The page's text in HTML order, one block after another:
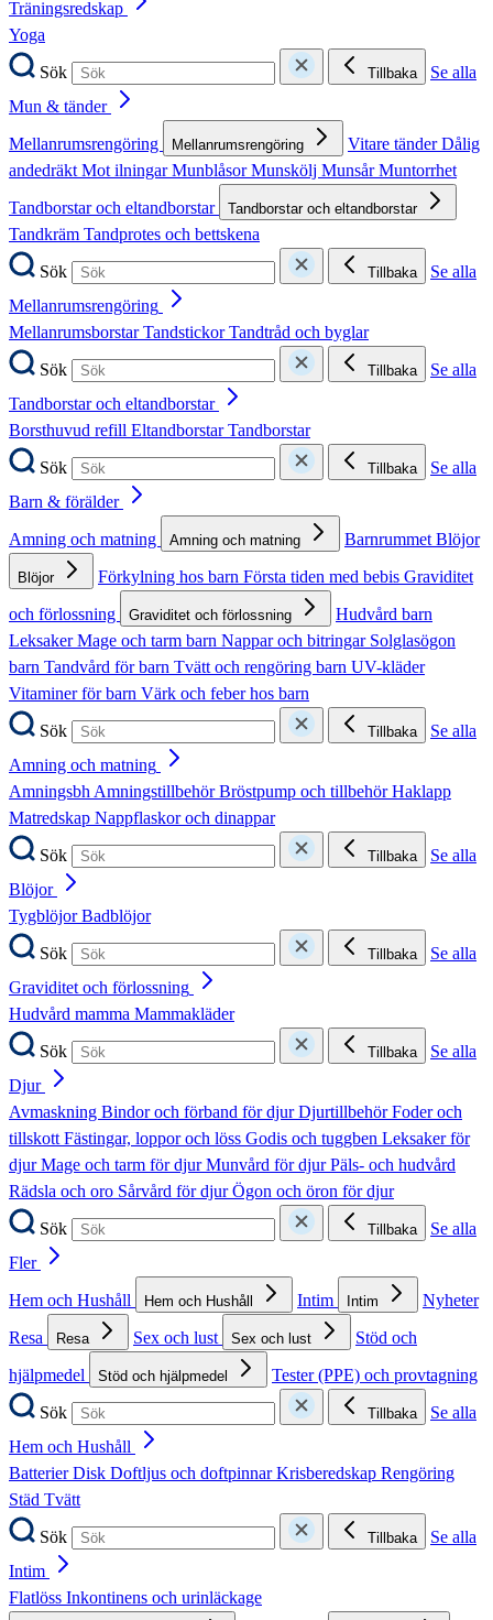
Träningsredskap
Yoga
Sök
Tillbaka
Se alla
Mun & tänder
Mellanrumsrengöring
Mellanrumsrengöring Vitare tänderDålig
andedräktMot ilningarMunblåsorMunskölj MunsårMuntorrhet
Tandborstar och eltandborstar
Tandborstar och eltandborstar
Tandkräm Tandprotes och bettskena
Sök
Tillbaka
Se alla
Mellanrumsrengöring
MellanrumsborstarTandstickorTandtråd och byglar
Sök
Tillbaka
Se alla
Tandborstar och eltandborstar
Borsthuvud refill EltandborstarTandborstar
Sök
Tillbaka
Se alla
Barn & förälder
Amning och matning
Amning och matning BarnrummetBlöjor
Blöjor Förkylning hos barn Första tiden med bebis Graviditet
och förlossning
Graviditet och förlossning
Hudvård barn
LeksakerMage och tarm barn Nappar och bitringar Solglasögon
barn Tandvård för barn Tvätt och rengöring barn UV-kläder
Vitaminer för barn Värk och feber hos barn
Sök
Tillbaka
Se alla
Amning och matning
AmningsbhAmningstillbehörBröstpump och tillbehörHaklapp
Matredskap Nappflaskor och dinappar
Sök
Tillbaka
Se alla
Blöjor
TygblöjorBadblöjor
Sök
Tillbaka
Se alla
Graviditet och förlossning
Hudvård mamma Mammakläder
Sök
Tillbaka
Se alla
Djur
Avmaskning Bindor och förband för djurDjurtillbehörFoder och
tillskottFästingar, loppor och löss Godis och tuggben Leksaker för
djurMage och tarm för djurMunvård för djurPäls- och hudvård
Rädsla och oro Sårvård för djurÖgon och öron för djur
Sök
Tillbaka
Se alla
Fler
Hem och Hushåll
Hem och Hushåll Intim Intim
Nyheter
Resa
Resa Sex och lust Sex och lust
Stöd och
hjälpmedel
Stöd och hjälpmedel
Tester (PPE) och provtagning
Sök
Tillbaka
Se alla
Hem och Hushåll
BatterierDisk Doftljus och doftpinnarKrisberedskap Rengöring
Städ Tvätt
Sök
Tillbaka
Se alla
Intim
Flatlöss Inkontinens och urinläckage